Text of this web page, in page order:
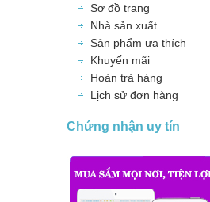
Sơ đồ trang
Nhà sản xuất
Sản phẩm ưa thích
Khuyến mãi
Hoàn trả hàng
Lịch sử đơn hàng
Chứng nhận uy tín